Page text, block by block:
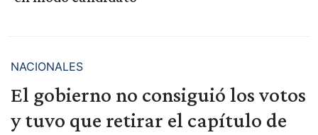
NACIONALES
El gobierno no consiguió los votos
y tuvo que retirar el capítulo de